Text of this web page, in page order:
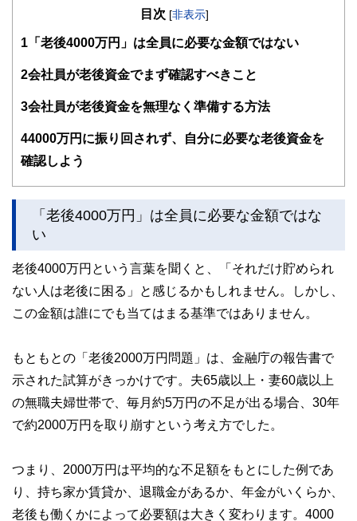
知識がない方でも理解できるようわかりやすく発信していま
得者を中心に「お金や暮らし」に関する書籍・雑誌の編集経
験者で構成され、企画立案から記事掲載まですべての工程に
関わることで、読者目線のコンテンツを追求しています。
護士、税理士、宅地建物取引士、相続診断士、住宅ローンア
ドバイザー、DCプランナー、公認会計士、社会保険労務
士、行政書士、投資アナリスト、キャリアコンサルタントな
をわかりやすく発信している点です。
執筆者・監修者による執筆体制を築くことで、内容のわかり
やすさはもちろんのこと、読み応えのあるコンテンツと確か
私たちは、快適でより良い生活のアイデアを提供するお金の
コンシェルジュを目指します。
目次 [非表示]
1 「老後4000万円」は全員に必要な金額ではない
2会社員が老後資金でまず確認すべきこと
3会社員が老後資金を無理なく準備する方法
44000万円に振り回されず、自分に必要な老後資金を
確認しよう
「老後4000万円」は全員に必要な金額ではな
い
老後4000万円という言葉を聞くと、「それだけ貯められ
ない人は老後に困る」と感じるかもしれません。しかし、
この金額は誰にでも当てはまる基準ではありません。
もともとの「老後2000万円問題」は、金融庁の報告書で
示された試算がきっかけです。夫65歳以上・妻60歳以上
の無職夫婦世帯で、毎月約5万円の不足が出る場合、30年
で約2000万円を取り崩すという考え方でした。
つまり、2000万円は平均的な不足額をもとにした例であ
り、持ち家か賃貸か、退職金があるか、年金がいくらか、
老後も働くかによって必要額は大きく変わります。4000